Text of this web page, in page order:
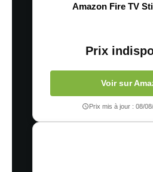
Amazon Fire TV
Prix
Voir sur
Prix mis à jour : 08/